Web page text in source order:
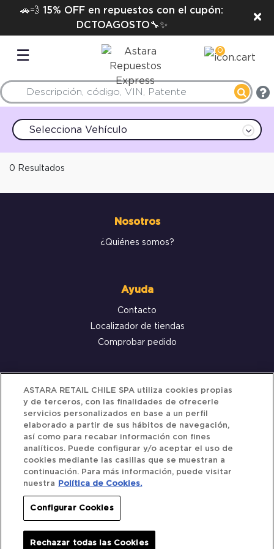
🚗💨 15% OFF en repuestos con el cupón:
DCTOAGOSTO🔧✨
×
☰ 0
Selecciona Vehículo
0 Resultados
Nosotros
¿Quiénes somos?
Ayuda
Contacto
Localizador de tiendas
Comprobar pedido
Servicio al cliente
Términos y Condiciones
Política de privacidad
Siguenos
Redes Sociales
ASTARA RETAIL CHILE SPA utiliza cookies propias
y de terceros, con las finalidades de ofrecerle
servicios personalizados en base a un perfil
elaborado a partir de sus hábitos de navegación,
así como para recabar información con fines
analíticos. Puede configurar y/o aceptar el uso de
cookies mediante las casillas que se muestran a
continuación. Para más información, puede visitar
nuestra
Política de Cookies.
Configurar Cookies
Rechazar todas las Cookies